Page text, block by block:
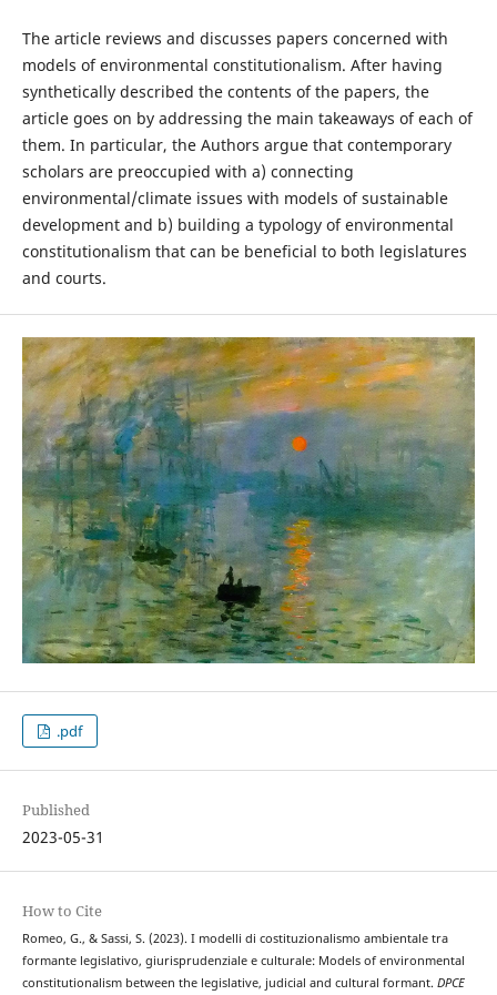
The article reviews and discusses papers concerned with
models of environmental constitutionalism. After having
synthetically described the contents of the papers, the
article goes on by addressing the main takeaways of each of
them. In particular, the Authors argue that contemporary
scholars are preoccupied with a) connecting
environmental/climate issues with models of sustainable
development and b) building a typology of environmental
constitutionalism that can be beneficial to both legislatures
and courts.
.pdf
Published
2023-05-31
How to Cite
Romeo, G., & Sassi, S. (2023). I modelli di costituzionalismo ambientale tra
formante legislativo, giurisprudenziale e culturale: Models of environmental
constitutionalism between the legislative, judicial and cultural formant. DPCE